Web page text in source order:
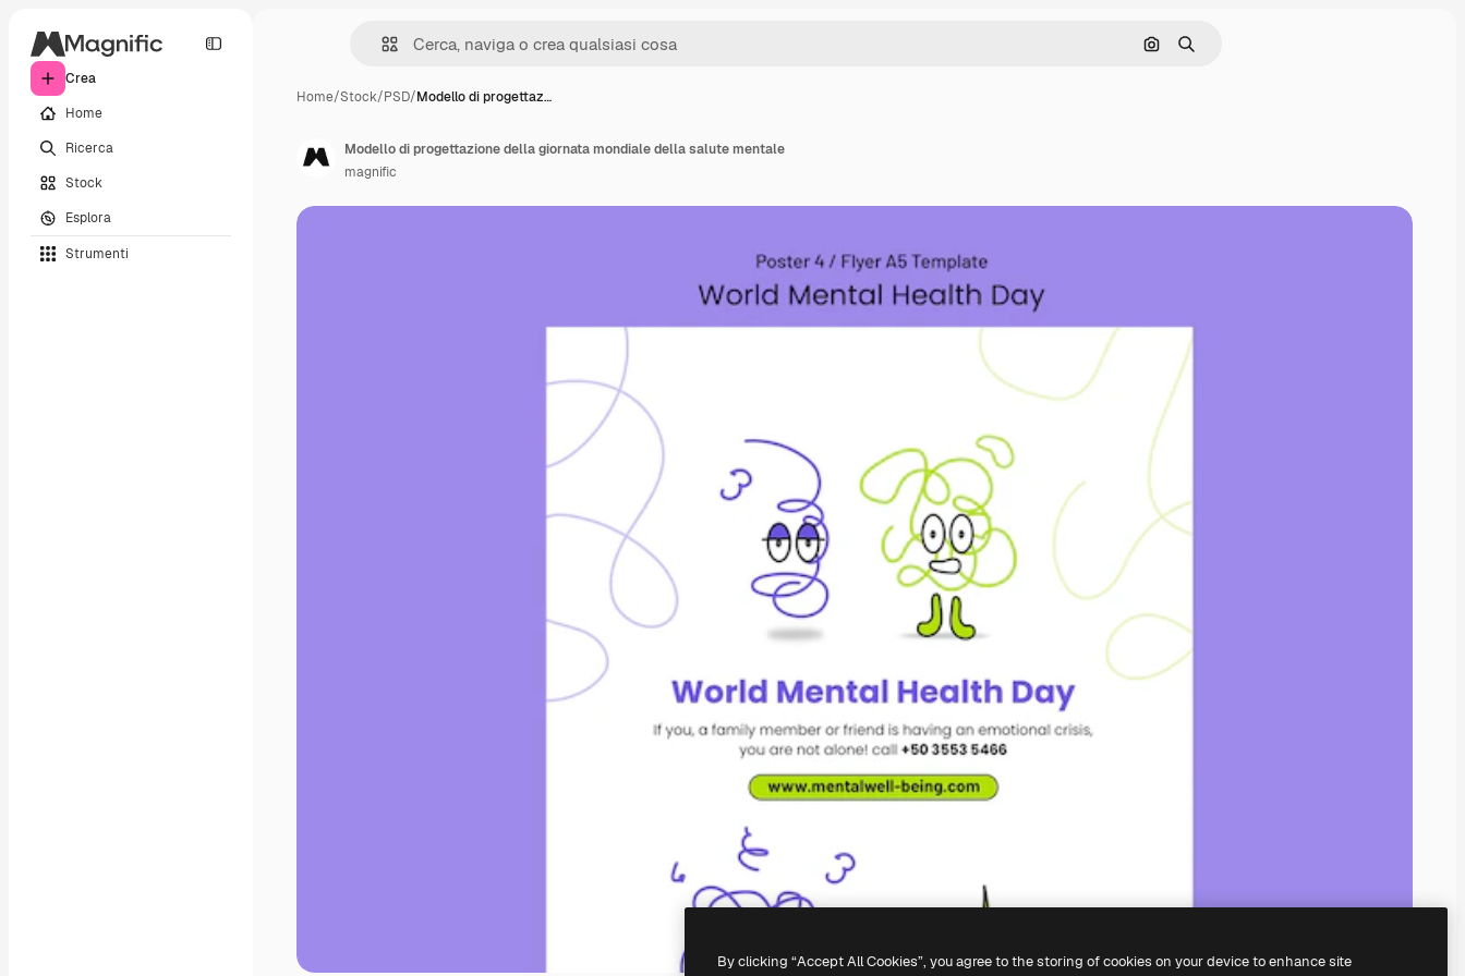
Crea
Home
Ricerca
Stock
Esplora
Strumenti
Cerca per immagine
Ricerca
Home/Stock/PSD/Modello di progettaz…
Modello di progettazione della giornata mondiale della salute mentale
magnific
By clicking “Accept All Cookies”, you agree to the storing of cookies on your device to enhance site